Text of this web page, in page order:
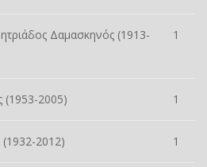
Δαμασκηνός (1913-
1
2005) 1
2012) 1